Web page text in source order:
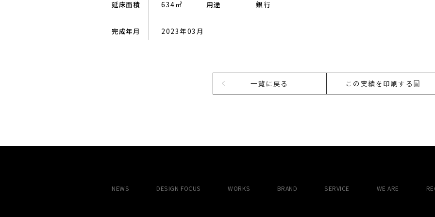
延床面積 634㎡
完成年月 2023年03月
用途 銀行
一覧に戻る この実績を印刷する
NEWS DESIGN FOCUS WORKS BRAND SERVICE WE ARE